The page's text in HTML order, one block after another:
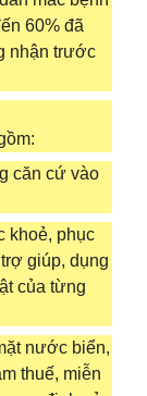
60% đã
nhận trước
căn cứ vào
khoẻ, phục
giúp, dụng
của từng
nước biển,
thuế, miễn